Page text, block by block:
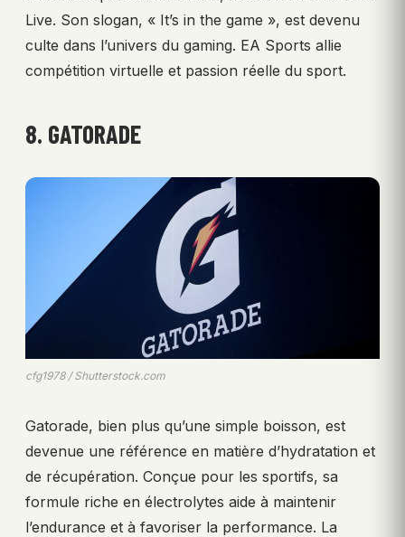
Live. Son slogan, « It’s in the game », est devenu
culte dans l’univers du gaming. EA Sports allie
compétition virtuelle et passion réelle du sport.
8. GATORADE
cfg1978 / Shutterstock.com
Gatorade, bien plus qu’une simple boisson, est
devenue une référence en matière d’hydratation et
de récupération. Conçue pour les sportifs, sa
formule riche en électrolytes aide à maintenir
l’endurance et à favoriser la performance. La